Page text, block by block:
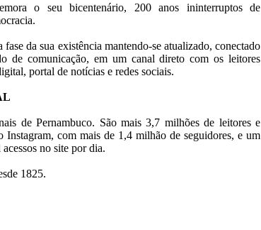
o seu bicentenário, 200 anos ininterruptos de
da sua existência mantendo-se atualizado, conectado
de comunicação, em um canal direto com os leitores
portal de notícias e redes sociais.
de Pernambuco. São mais 3,7 milhões de leitores e
Instagram, com mais de 1,4 milhão de seguidores, e um
no site por dia.
1825.